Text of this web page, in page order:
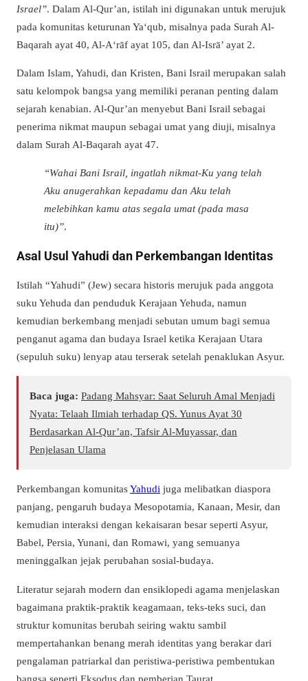
Israel”. Dalam Al-Qur’an, istilah ini digunakan untuk merujuk
pada komunitas keturunan Ya‘qub, misalnya pada Surah Al-
Baqarah ayat 40, Al-A‘rāf ayat 105, dan Al-Isrā’ ayat 2.
Dalam Islam, Yahudi, dan Kristen, Bani Israil merupakan salah
satu kelompok bangsa yang memiliki peranan penting dalam
sejarah kenabian. Al-Qur’an menyebut Bani Israil sebagai
penerima nikmat maupun sebagai umat yang diuji, misalnya
dalam Surah Al-Baqarah ayat 47.
“Wahai Bani Israil, ingatlah nikmat-Ku yang telah
Aku anugerahkan kepadamu dan Aku telah
melebihkan kamu atas segala umat (pada masa
itu)”.
Asal Usul Yahudi dan Perkembangan Identitas
Istilah “Yahudi” (Jew) secara historis merujuk pada anggota
suku Yehuda dan penduduk Kerajaan Yehuda, namun
kemudian berkembang menjadi sebutan umum bagi semua
penganut agama dan budaya Israel ketika Kerajaan Utara
(sepuluh suku) lenyap atau terserak setelah penaklukan Asyur.
Baca juga: Padang Mahsyar: Saat Seluruh Amal Menjadi
Nyata: Telaah Ilmiah terhadap QS. Yunus Ayat 30
Berdasarkan Al-Qur’an, Tafsir Al-Muyassar, dan
Penjelasan Ulama
Perkembangan komunitasYahudi juga melibatkan diaspora
panjang, pengaruh budaya Mesopotamia, Kanaan, Mesir, dan
kemudian interaksi dengan kekaisaran besar seperti Asyur,
Babel, Persia, Yunani, dan Romawi, yang semuanya
meninggalkan jejak perubahan sosial-budaya.
Literatur sejarah modern dan ensiklopedi agama menjelaskan
bagaimana praktik-praktik keagamaan, teks-teks suci, dan
struktur komunitas berubah seiring waktu sambil
mempertahankan benang merah identitas yang berakar dari
pengalaman patriarkal dan peristiwa-peristiwa pembentukan
bangsa seperti Eksodus dan pemberian Taurat.